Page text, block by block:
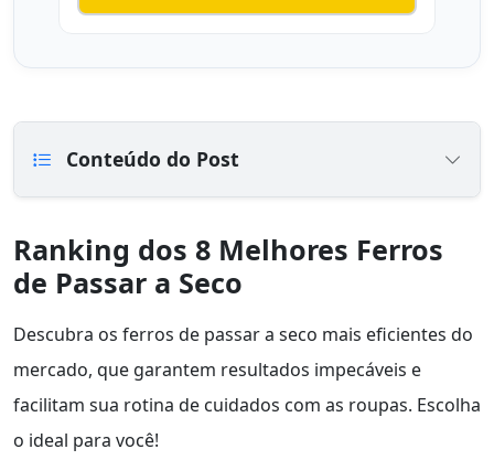
Conteúdo do Post
Ranking dos 8 Melhores Ferros
de Passar a Seco
Descubra os ferros de passar a seco mais eficientes do
mercado, que garantem resultados impecáveis e
facilitam sua rotina de cuidados com as roupas. Escolha
o ideal para você!